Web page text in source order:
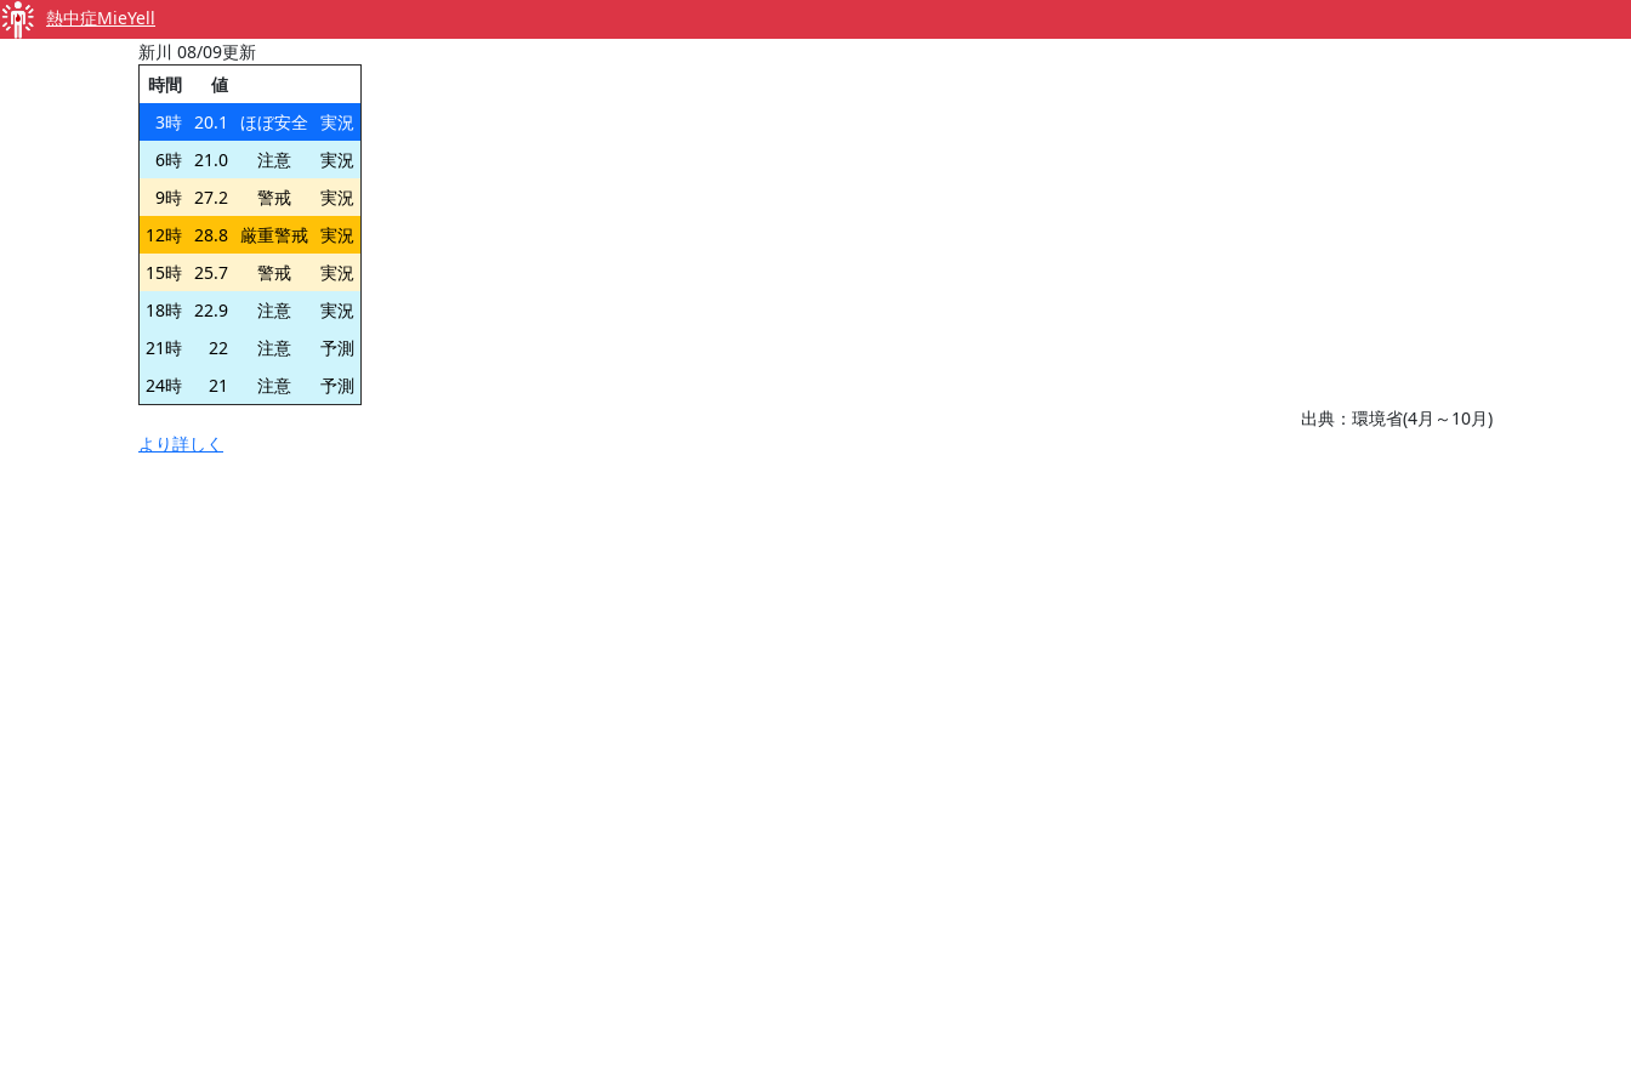
熱中症MieYell
新川 08/09更新
時間
値
3時 20.1 ほぼ安全 実況
6時 21.0 注意
実況
9時 27.2 警戒
実況
12時 28.8 厳重警戒 実況
15時 25.7 警戒
実況
18時 22.9 注意
実況
21時
22 注意
予測
24時
21 注意
予測
出典：環境省(4月～10月)
より詳しく